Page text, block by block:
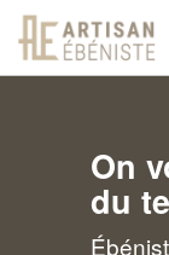
On
du